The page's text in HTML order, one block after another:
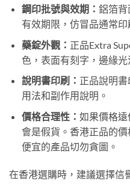
鋼印批號與效期： 鋁箔背
有效期限，仿冒品通常
藥錠外觀： 正品Extra
色，表面有刻字，邊緣光
說明書印刷： 正品說明書
用法和副作用說明。
價格合理性： 如果價格
會是假貨。香港正品的
便宜的產品切勿貪圖。
在香港選購時，建議選擇信